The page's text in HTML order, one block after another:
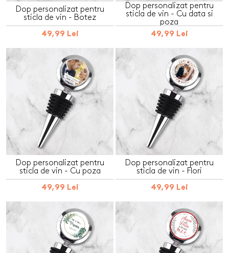
Dop personalizat pentru
sticla de vin - Botez
49,99 Lei
Dop personalizat pentru
sticla de vin - Cu data si
poza
49,99 Lei
Dop personalizat pentru
sticla de vin - Cu poza
49,99 Lei
Dop personalizat pentru
sticla de vin - Flori
49,99 Lei